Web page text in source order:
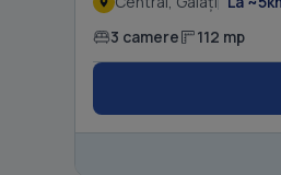
3 camere 112 mp